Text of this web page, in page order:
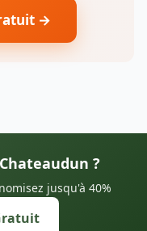
→
?
jusqu'à 40%